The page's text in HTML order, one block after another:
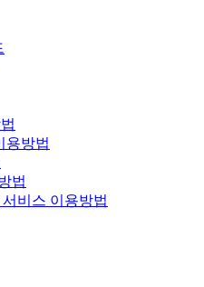
용방법
법
비스 이용방법